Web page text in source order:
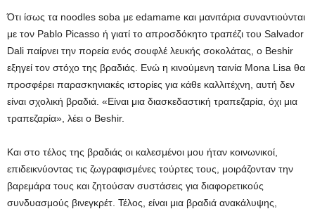
Ότι ίσως τα noodles soba με edamame και μανιτάρια συναντιούνται
με τον Pablo Picasso ή γιατί το απροσδόκητο τραπέζι του Salvador
Dali παίρνει την πορεία ενός σουφλέ λευκής σοκολάτας, ο Beshir
εξηγεί τον στόχο της βραδιάς. Ενώ η κινούμενη ταινία Mona Lisa θα
προσφέρει παρασκηνιακές ιστορίες για κάθε καλλιτέχνη, αυτή δεν
είναι σχολική βραδιά. «Είναι μια διασκεδαστική τραπεζαρία, όχι μια
τραπεζαρία», λέει ο Beshir.
Και στο τέλος της βραδιάς οι καλεσμένοι μου ήταν κοινωνικοί,
επιδεικνύοντας τις ζωγραφισμένες τούρτες τους, μοιράζονταν την
βαρεμάρα τους και ζητούσαν συστάσεις για διαφορετικούς
συνδυασμούς βινεγκρέτ. Τέλος, είναι μια βραδιά ανακάλυψης,